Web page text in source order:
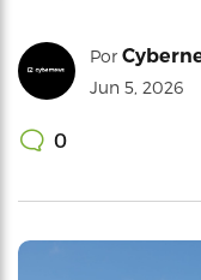
Por
Jun 5, 2026
0